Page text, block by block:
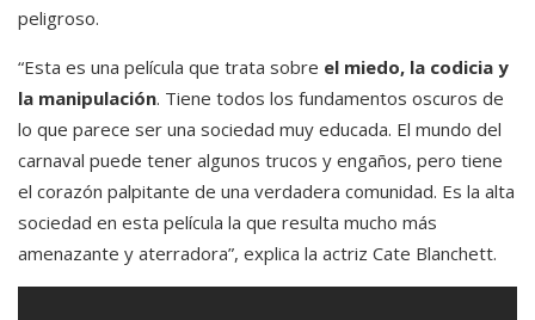
peligroso.
“Esta es una película que trata sobre el miedo, la codicia y
la manipulación. Tiene todos los fundamentos oscuros de
lo que parece ser una sociedad muy educada. El mundo del
carnaval puede tener algunos trucos y engaños, pero tiene
el corazón palpitante de una verdadera comunidad. Es la alta
sociedad en esta película la que resulta mucho más
amenazante y aterradora”, explica la actriz Cate Blanchett.